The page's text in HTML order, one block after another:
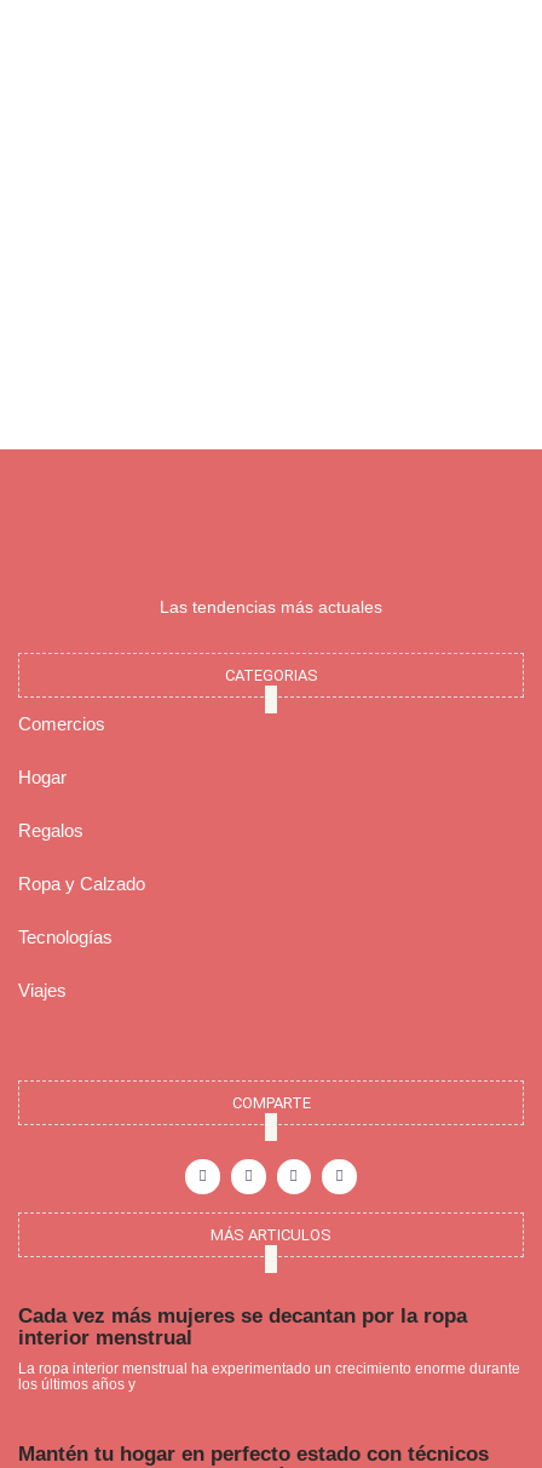
Las tendencias más actuales
CATEGORIAS
Comercios
Hogar
Regalos
Ropa y Calzado
Tecnologías
Viajes
COMPARTE
a
c
e
o
-
n
s
t
g
r
m
i
n
t
r
e
t
o
u
t
b
MÁS ARTICULOS
Cada vez más mujeres se decantan por la ropa
interior menstrual
La ropa interior menstrual ha experimentado un crecimiento enorme durante
los últimos años y
Mantén tu hogar en perfecto estado con técnicos